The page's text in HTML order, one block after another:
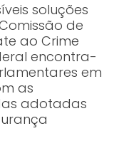
soluções
de
ao Crime
encontra-
em
as
adotadas